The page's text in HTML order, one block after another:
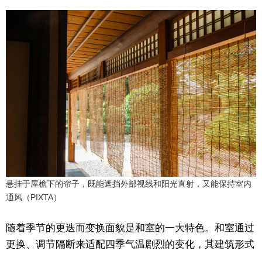
悬挂于屋檐下的帘子，既能遮挡外部视线和阳光直射，又能保持室内
通风（PIXTA）
随着季节的更迭而变换面貌是和室的一大特色。和室通过
更换、调节隔断来适配四季气温剧烈的变化，其建筑形式